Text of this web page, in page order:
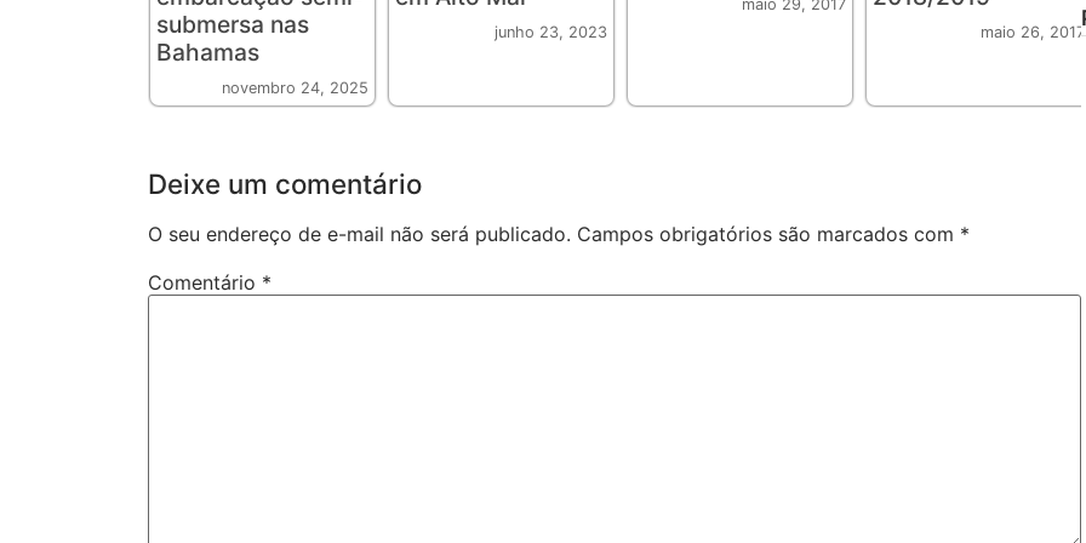
submersa nas
Bahamas
novembro 24, 2025
junho 23, 2023
maio 29, 2017
maio 26, 2017
Deixe um comentário
O seu endereço de e-mail não será publicado. Campos obrigatórios são marcados com *
Comentário *